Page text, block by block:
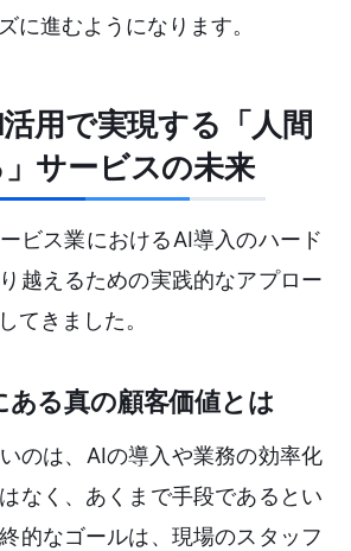
に進むようになります。
用で実現する「人間
サービスの未来
ビス業におけるAI導入のハード
越えるための実践的なアプロー
てきました。
ある真の顧客価値とは
のは、AIの導入や業務の効率化
なく、あくまで手段であるとい
的なゴールは、現場のスタッフ